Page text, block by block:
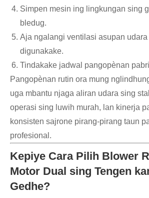
Simpen mesin ing lingkungan sing
bledug.
Aja ngalangi ventilasi asupan udara
digunakake.
Tindakake jadwal pangopènan
Pangopènan rutin ora mung
uga mbantu njaga aliran udara sing
operasi sing luwih murah, lan kinerja
konsisten sajrone pirang-pirang taun
profesional.
Kepiye Cara Pilih Blower
Motor Dual sing Tengen
Gedhe?